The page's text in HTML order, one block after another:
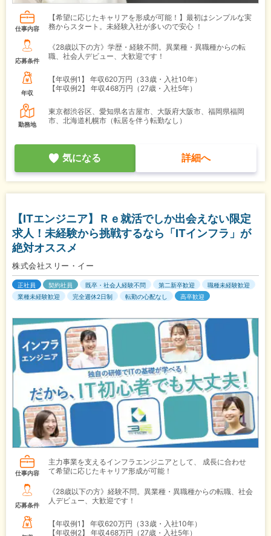
仕事内容
【希望に応じたキャリアを形成が可能！】最初はシンプルな実
務からスタート。未経験入社が多いので安心 ！
応募条件
《28歳以下の方》学歴・経験不問。異業種・異職種からの転
職、社会人デビュー、大歓迎です！
年収
【年収例1】
年収620万円（33歳・入社10年）
【年収例2】
年収468万円（27歳・入社5年）
勤務地
東京都渋谷区、愛知県名古屋市、大阪府大阪市、福岡県福岡
市、北海道札幌市（転居を伴う転勤なし）
気になる 詳細へ
【ITエンジニア】Ｒｅ就活でしか出会えない限定
求人！未経験から挑戦するなら「ITインフラ」が
絶対オススメ
株式会社スリー・イー
正社員 契約社員 既卒・社会人経験不問 第二新卒歓迎
職種未経験歓迎
業種未経験歓迎
完全週休2日制 転勤の心配なし 高卒歓迎
仕事内容
主力事業を支えるインフラエンジニアとして、 成長に合わせ
て希望に応じたキャリア形成が可能！
応募条件
《28歳以下の方》経験不問。異業種・異職種からの転職、社会
人デビュー、大歓迎です！
【年収例1】
年収620万円（33歳・入社10年）
【年収例2】
年収468万円（27歳・入社5年）